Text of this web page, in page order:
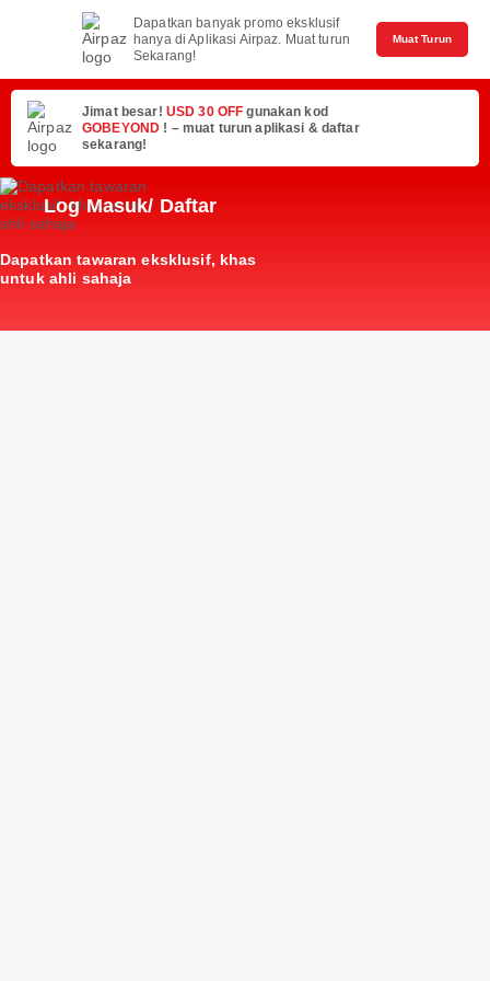
Dapatkan banyak promo eksklusif
hanya di Aplikasi Airpaz. Muat turun
Sekarang!
Muat Turun
Jimat besar! USD 30 OFFgunakan kod
GOBEYOND ! – muat turun aplikasi & daftar
sekarang!
Log Masuk/ Daftar
Dapatkan tawaran eksklusif, khas
untuk ahli sahaja